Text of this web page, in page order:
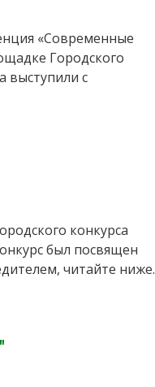
«Современные
Городского
выступили с
конкурса
был посвящен
читайте ниже.